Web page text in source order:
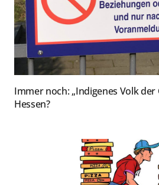
Immer noch: „Indigenes Volk der
Hessen?